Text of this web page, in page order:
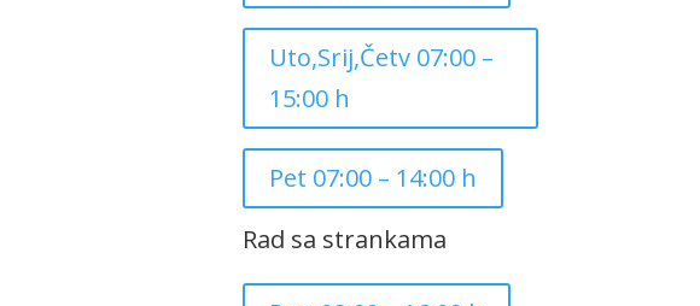
Uto,Srij,Četv 07:00 –
15:00 h
Pet 07:00 – 14:00 h
Rad sa strankama